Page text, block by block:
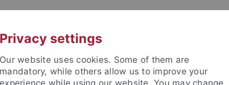
Privacy settings
Our website uses cookies. Some of them are
mandatory, while others allow us to improve your
experience while using our website. You may change